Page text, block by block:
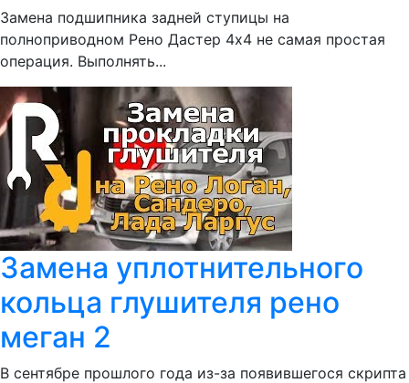
Замена подшипника задней ступицы на
полноприводном Рено Дастер 4х4 не самая простая
операция. Выполнять...
Замена уплотнительного
кольца глушителя рено
меган 2
В сентябре прошлого года из-за появившегося скрипта